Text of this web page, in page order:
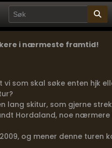
i nærmeste framtid!
som skal søke enten hjk
lang skitur, som gjerne
Hordaland, noe nærmere
og mener denne turen